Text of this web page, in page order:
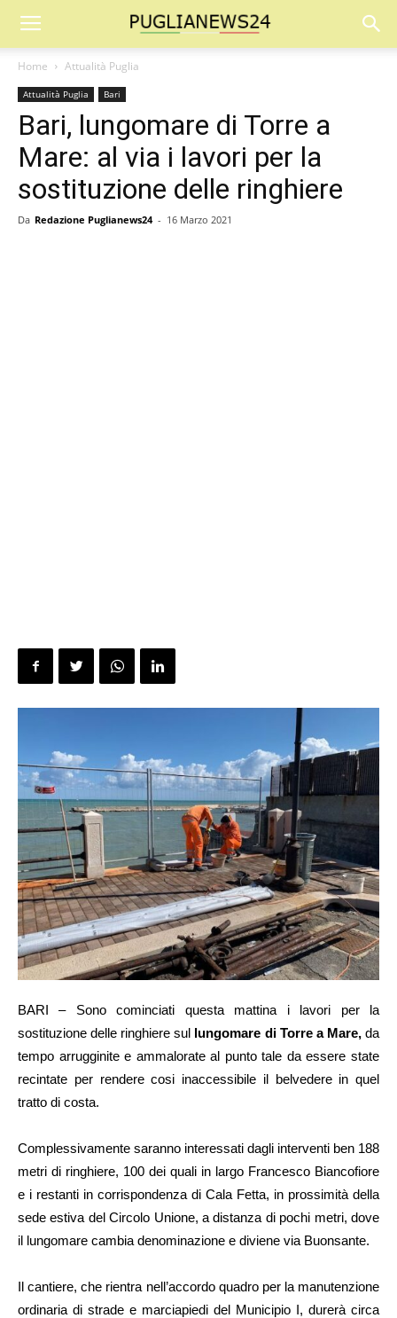
Home Attualità Puglia
Attualità Puglia Bari
Bari, lungomare di Torre a
Mare: al via i lavori per la
sostituzione delle ringhiere
Da Redazione Puglianews24 - 16 Marzo 2021
BARI – Sono cominciati questa mattina i lavori per la
sostituzione delle ringhiere sul lungomare di Torre a Mare,da
tempo arrugginite e ammalorate al punto tale da essere state
recintate per rendere cosi inaccessibile il belvedere in quel
tratto di costa.
Complessivamente saranno interessati dagli interventi ben 188
metri di ringhiere, 100 dei quali in largo Francesco Biancofiore
e i restanti in corrispondenza di Cala Fetta, in prossimità della
sede estiva del Circolo Unione, a distanza di pochi metri, dove
il lungomare cambia denominazione e diviene via Buonsante.
Il cantiere, che rientra nell’accordo quadro per la manutenzione
ordinaria di strade e marciapiedi del Municipio I, durerà circa